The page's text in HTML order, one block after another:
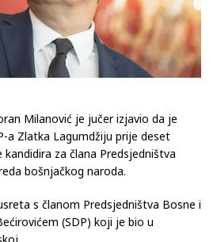
Milanović je jučer izjavio da je
a Zlatka Lagumdžiju prije deset
za člana Predsjedništva
bošnjačkog naroda.